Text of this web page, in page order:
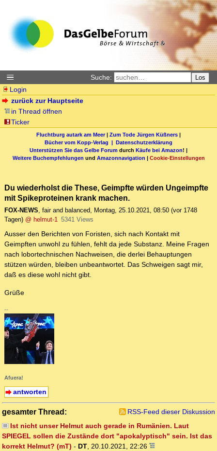
Suche: Los
Login
zurück zur Hauptseite
in Thread öffnen
Ticker
Fluchtburg autark am Meer| Zum Tode Jürgen Küßners |
Bücher vom Kopp-Verlag | Datenschutzerklärung
Unterstützen Sie das Gelbe Forum durch Käufe bei Amazon! |
Weitere Buchempfehlungen und Amazonnavigation | Cookie-Einstellungen
Du wiederholst die These, Geimpfte würden Ungeimpfte
mit Spikeproteinen krank machen.
FOX-NEWS, fair and balanced, Montag, 25.10.2021, 08:50 (vor 1748
Tagen) @ helmut-1 5341 Views
Ausser den Berichten von Foristen, sich nach Kontakt mit
Geimpften unwohl zu fühlen, fehlt da jede Substanz. Meine Fragen
nach lobortechnischen Nachweisen, die derlei Behauptungen
stützen würden, bleiben unbeantwortet. Das Schweigen sagt mir,
daß es diese wohl nicht gibt.
Grüße
--
Afuera!
antworten
gesamter Thread:
RSS-Feed dieser Diskussion
Ist nicht unser Helmut auch gerade in Rumänien. Laut
SPIEGEL sollen die Zustände dort "apokalyptisch" sein. Ist das
korrekt Helmut? (mT) - DT 20.10.2021, 22:26